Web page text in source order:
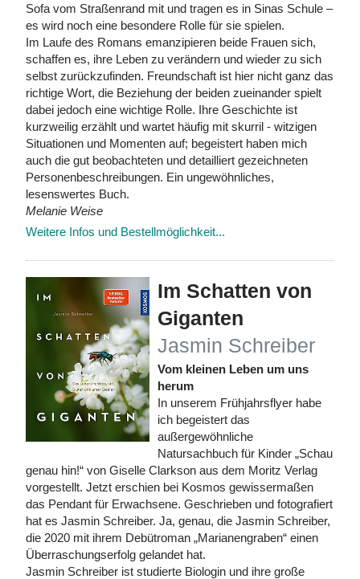
Sofa vom Straßenrand mit und tragen es in Sinas Schule –
es wird noch eine besondere Rolle für sie spielen.
Im Laufe des Romans emanzipieren beide Frauen sich,
schaffen es, ihre Leben zu verändern und wieder zu sich
selbst zurückzufinden. Freundschaft ist hier nicht ganz das
richtige Wort, die Beziehung der beiden zueinander spielt
dabei jedoch eine wichtige Rolle. Ihre Geschichte ist
kurzweilig erzählt und wartet häufig mit skurril - witzigen
Situationen und Momenten auf; begeistert haben mich
auch die gut beobachteten und detailliert gezeichneten
Personenbeschreibungen. Ein ungewöhnliches,
lesenswertes Buch.
Melanie Weise
Weitere Infos und Bestellmöglichkeit...
Im Schatten von
Giganten
Jasmin Schreiber
Vom kleinen Leben um uns
herum
In unserem Frühjahrsflyer habe
ich begeistert das
außergewöhnliche
Natursachbuch für Kinder „Schau
genau hin!“ von Giselle Clarkson aus dem Moritz Verlag
vorgestellt. Jetzt erschien bei Kosmos gewissermaßen
das Pendant für Erwachsene. Geschrieben und fotografiert
hat es Jasmin Schreiber. Ja, genau, die Jasmin Schreiber,
die 2020 mit ihrem Debütroman „Marianengraben“ einen
Überraschungserfolg gelandet hat.
Jasmin Schreiber ist studierte Biologin und ihre große